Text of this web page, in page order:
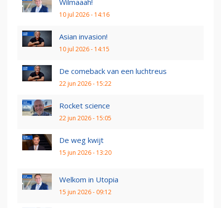
10 jul 2026 - 14:16
Asian invasion!
10 jul 2026 - 14:15
De comeback van een luchtreus
22 jun 2026 - 15:22
Rocket science
22 jun 2026 - 15:05
De weg kwijt
15 jun 2026 - 13:20
Welkom in Utopia
15 jun 2026 - 09:12